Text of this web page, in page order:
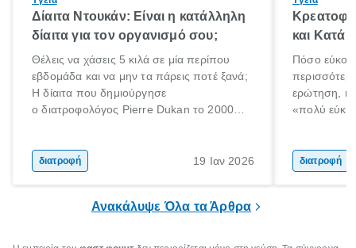
Δίαιτα Ντουκάν: Είναι η κατάλληλη
δίαιτα για τον οργανισμό σου;
Θέλεις να χάσεις 5 κιλά σε μία περίπου
εβδομάδα και να μην τα πάρεις ποτέ ξανά;
Η δίαιτα που δημιούργησε
ο διατροφολόγος Pierre Dukan το 2000
δημητριακά ολικής άλεσης, άφθονο νερό,
και ένας ημερήσιος περίπατος 20 λεπτών
διατροφή 19 Ιαν 2026
και Κατά
Πόσο
ερώτηση, η
«πολύ
ακόμα
γιατί θα
διατροφή
Ανακάλυψε Όλα τα Άρθρα